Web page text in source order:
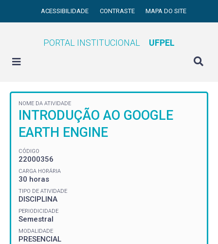
ACESSIBILIDADE CONTRASTE MAPA DO SITE
PORTAL INSTITUCIONAL UFPEL
NOME DA ATIVIDADE
INTRODUÇÃO AO GOOGLE
EARTH ENGINE
CÓDIGO
22000356
CARGA HORÁRIA
30 horas
TIPO DE ATIVIDADE
DISCIPLINA
PERIODICIDADE
Semestral
MODALIDADE
PRESENCIAL